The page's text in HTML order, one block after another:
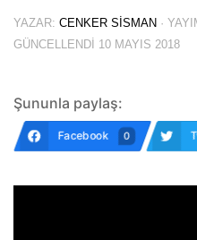
YAZAR: CENKER SISMAN ·
GÜNCELLENDI 10 MAYIS 2018
Şununla paylaş:
Facebook 0